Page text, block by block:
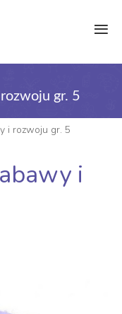
gr. 5
i rozwoju gr. 5
i